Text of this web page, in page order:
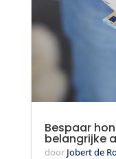
Bespaar
belangrijke
door Jobert de